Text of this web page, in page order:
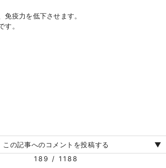
疫力を低下させます。
。
この記事へのコメントを投稿する
189 / 1188